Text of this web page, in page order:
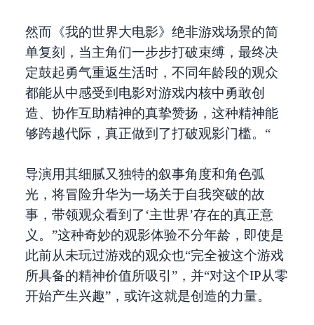
然而《我的世界大电影》绝非游戏场景的简
单复刻，当主角们一步步打破束缚，最终决
定鼓起勇气重返生活时，不同年龄段的观众
都能从中感受到电影对游戏内核中勇敢创
造、协作互助精神的真挚赞扬，这种精神能
够跨越代际，真正做到了打破观影门槛。“
导演用其细腻又独特的叙事角度和角色弧
光，将冒险升华为一场关于自我突破的故
事，带领观众看到了‘主世界’存在的真正意
义。”这种奇妙的观影体验不分年龄，即使是
此前从未玩过游戏的观众也“完全被这个游戏
所具备的精神价值所吸引”，并“对这个IP从零
开始产生兴趣”，或许这就是创造的力量。